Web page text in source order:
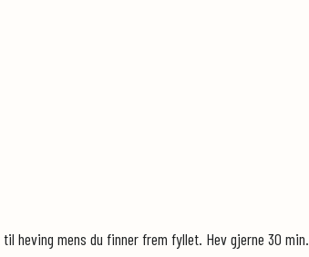
heving mens du finner frem fyllet. Hev gjerne 30 min.